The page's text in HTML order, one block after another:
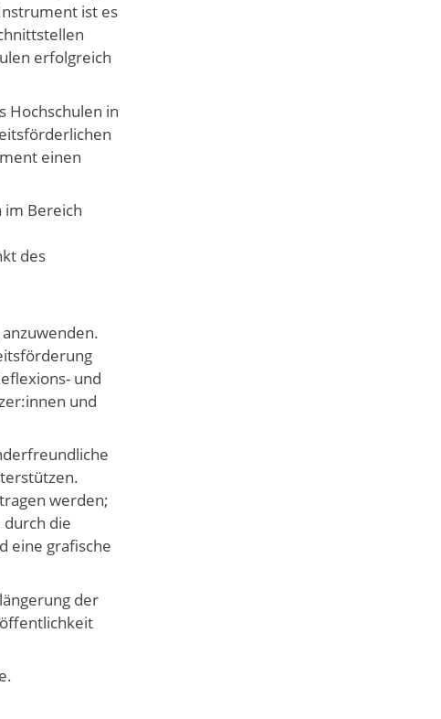
ist es
erfolgreich
Hochschulen in
einen
im Bereich
des
und
und
werden;
die
eine grafische
der